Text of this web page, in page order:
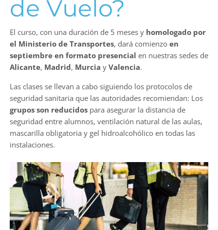
de Vuelo?
El curso, con una duración de 5 meses y homologado por
el Ministerio de Transportes, dará comienzo en
septiembre en formato presencial en nuestras sedes de
Alicante, Madrid, Murcia y Valencia.
Las clases se llevan a cabo siguiendo los protocolos de
seguridad sanitaria que las autoridades recomiendan: Los
grupos son reducidos para asegurar la distancia de
seguridad entre alumnos, ventilación natural de las aulas,
mascarilla obligatoria y gel hidroalcohólico en todas las
instalaciones.